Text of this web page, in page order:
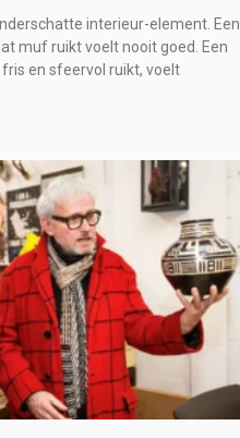
interieur-element. Een
muf ruikt voelt nooit goed. Een
en sfeervol ruikt, voelt